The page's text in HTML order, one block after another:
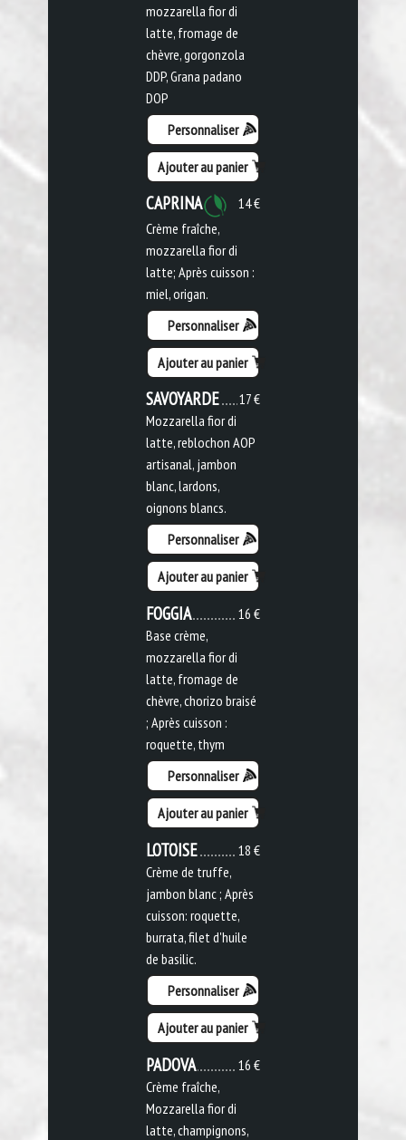
mozzarella fior di
latte, fromage de
chèvre, gorgonzola
DDP, Grana padano
DOP
Personnaliser
Ajouter au panier
14 €
CAPRINA
Crème fraîche,
mozzarella fior di
latte; Après cuisson :
miel, origan.
Personnaliser
Ajouter au panier
17 €
SAVOYARDE
Mozzarella fior di
latte, reblochon AOP
artisanal, jambon
blanc, lardons,
oignons blancs.
Personnaliser
Ajouter au panier
16 €
FOGGIA
Base crème,
mozzarella fior di
latte, fromage de
chèvre, chorizo braisé
; Après cuisson :
roquette, thym
Personnaliser
Ajouter au panier
18 €
LOTOISE
Crème de truffe,
jambon blanc ; Après
cuisson: roquette,
burrata, filet d'huile
de basilic.
Personnaliser
Ajouter au panier
16 €
PADOVA
Crème fraîche,
Mozzarella fior di
latte, champignons,